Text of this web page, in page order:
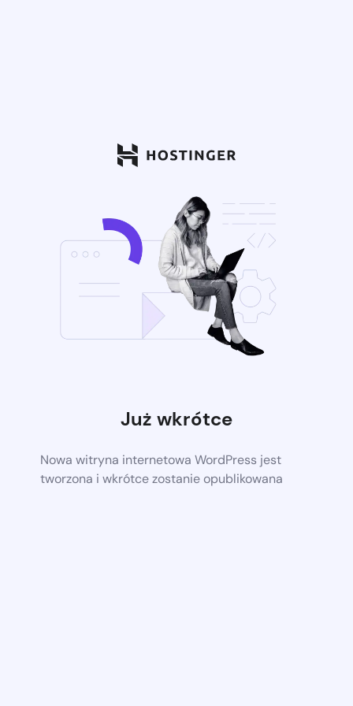
Już wkrótce
Nowa witryna internetowa WordPress jest
tworzona i wkrótce zostanie opublikowana